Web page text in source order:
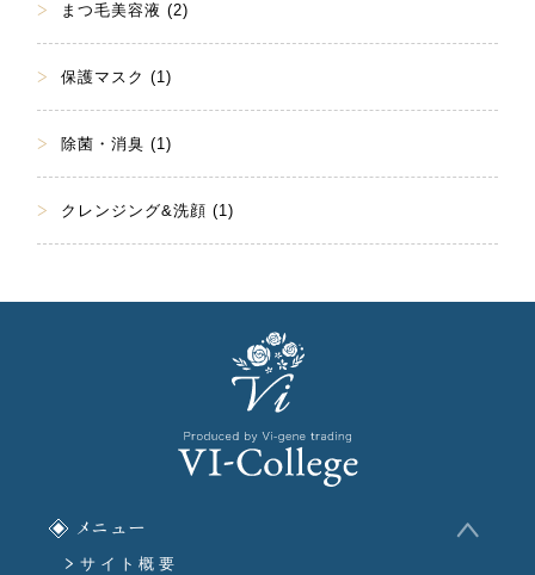
まつ毛美容液 (2)
保護マスク (1)
除菌・消臭 (1)
クレンジング&洗顔 (1)
メニュー
サイト概要